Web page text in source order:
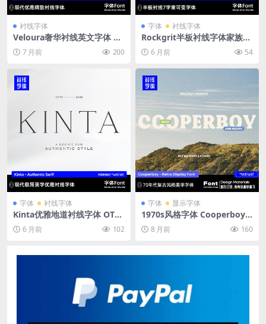
衬线字体
Veloura奢华衬线英文字体 高
对比度复古剪裁 适合美妆时尚
品牌高端包装设计OTF/TTF O
dern Serif
7 月前 200
字体 衬线字体
Rockgrit半板衬线字体家族7
字重 可变字体支持422语言 品
牌展示广告设计专用字库
6 月前 54
字体 衬线字体
Kinta优雅地道衬线字体 OTF/
TTF格式 经典现代融合设计 多
语言支持品牌印刷通用 Kinta
6 月前 102
字体 显示字体
1970s风格字体 Cooperboy R
etro Font 粗重笔触未来主义
设计 OTF TTF WOFF 复古显
8 月前 160